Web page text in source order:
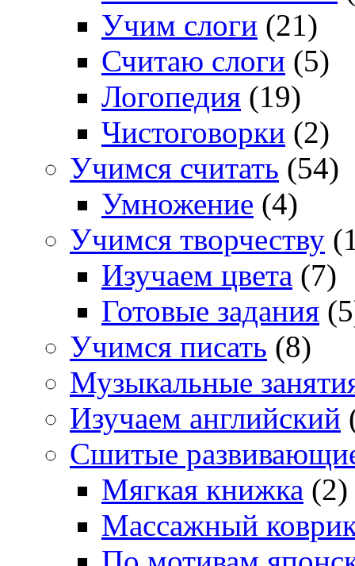
Учим слоги (21)
Считаю слоги (5)
Логопедия (19)
Чистоговорки (2)
Учимся считать (54)
Умножение (4)
Учимся творчеству
Изучаем цвета (7)
Готовые задания
Учимся писать (8)
Музыкальные
Изучаем английский
Сшитые
Мягкая книжка (2)
Массажный